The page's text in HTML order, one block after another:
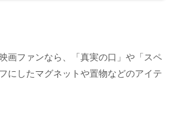
画ファンなら、「真実の口」や「スペ
にしたマグネットや置物などのアイテ